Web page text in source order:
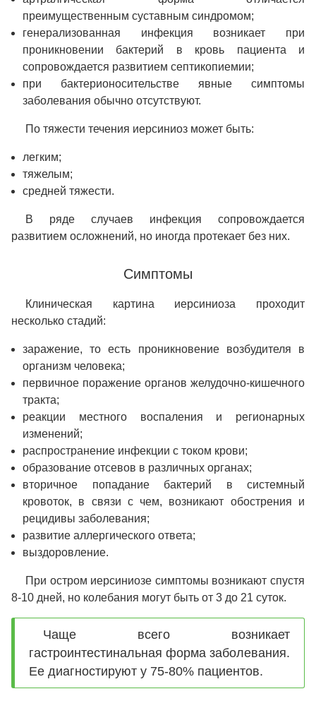
преимущественным суставным синдромом;
генерализованная инфекция возникает при
проникновении бактерий в кровь пациента и
сопровождается развитием септикопиемии;
при бактерионосительстве явные симптомы
заболевания обычно отсутствуют.
По тяжести течения иерсиниоз может быть:
легким;
тяжелым;
средней тяжести.
В ряде случаев инфекция сопровождается
развитием осложнений, но иногда протекает без них.
Симптомы
Клиническая картина иерсиниоза проходит
несколько стадий:
заражение, то есть проникновение возбудителя в
организм человека;
первичное поражение органов желудочно-кишечного
тракта;
реакции местного воспаления и регионарных
изменений;
распространение инфекции с током крови;
образование отсевов в различных органах;
вторичное попадание бактерий в системный
кровоток, в связи с чем, возникают обострения и
рецидивы заболевания;
развитие аллергического ответа;
выздоровление.
При остром иерсиниозе симптомы возникают спустя
8-10 дней, но колебания могут быть от 3 до 21 суток.
Чаще всего возникает
гастроинтестинальная форма заболевания.
Ее диагностируют у 75-80% пациентов.